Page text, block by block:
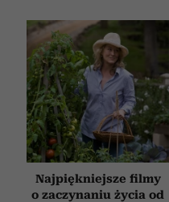
Najpiękniejsze filmy
o zaczynaniu życia od